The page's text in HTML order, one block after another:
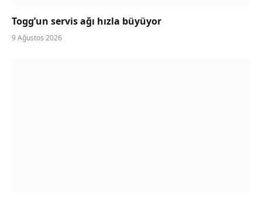
Togg’un servis ağı hızla büyüyor
9 Ağustos 2026